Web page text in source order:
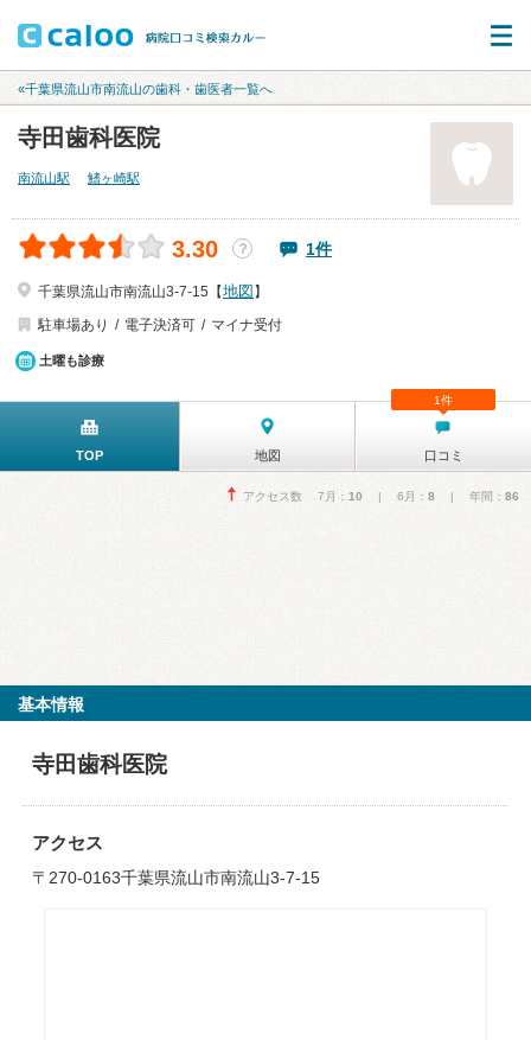
«千葉県流山市南流山の歯科・歯医者一覧へ
寺田歯科医院
南流山駅 鰭ヶ崎駅
3.30 ？ 1件
千葉県流山市南流山3-7-15【地図 】
駐車場あり
電子決済可 マイナ受付
土曜も診療
TOP 地図 口コミ
1件
アクセス数 7月： 10 | 6月： 8 | 年間： 86
基本情報
寺田歯科医院
アクセス
〒270-0163千葉県流山市南流山3-7-15